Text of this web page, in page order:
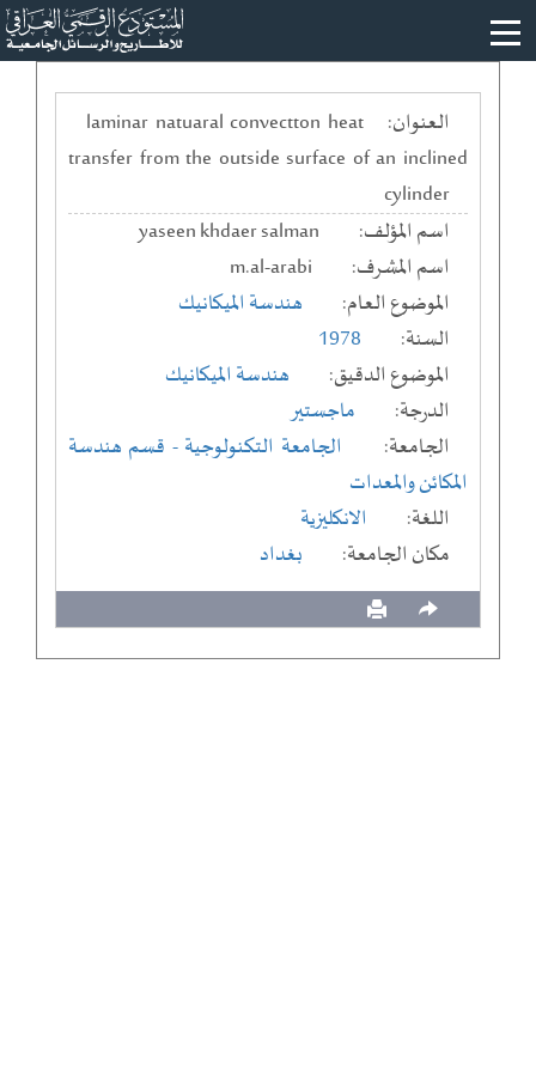
العنوان:
laminar natuaral convectton heat
transfer from the outside surface of an inclined
cylinder
اسم المؤلف:
yaseen khdaer salman
اسم المشرف:
m.al-arabi
الموضوع العام:
هندسة الميكانيك
السنة:
1978
الموضوع الدقيق:
هندسة الميكانيك
الدرجة:
ماجستير
الجامعة:
الجامعة التكنولوجية - قسم هندسة
المكائن والمعدات
اللغة:
الانكليزية
مكان الجامعة:
بغداد